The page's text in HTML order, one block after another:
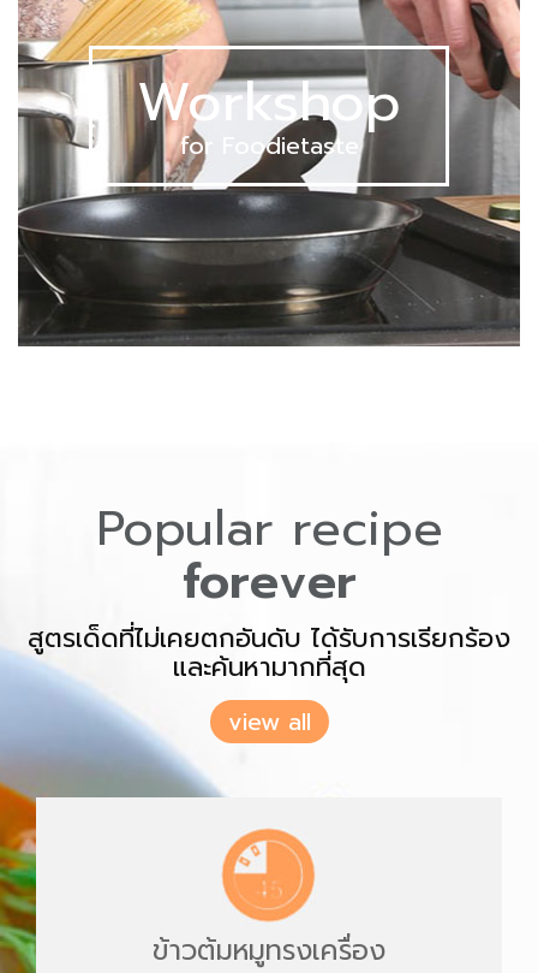
Workshop
for Foodietaste
Popular recipe
forever
สูตรเด็ดที่ไม่เคยตกอันดับ ได้รับการเรียกร้อง
และค้นหามากที่สุด
view all
ข้าวต้มหมูทรงเครื่อง